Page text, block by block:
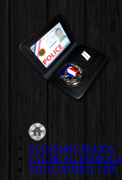
ECUSSONS POLICE
TACTICAL-DISTRICT
NOUS CONTACTER